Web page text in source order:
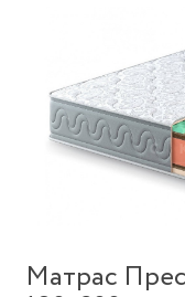
Матрас